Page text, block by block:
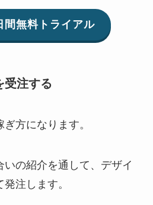
無料トライアル
注する
方になります。
いの紹介を通して、デザイ
注します。